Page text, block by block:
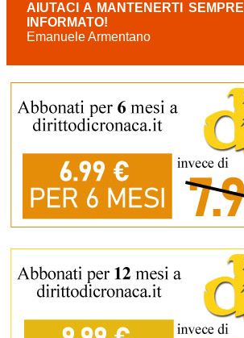
AIUTACI A MANTENERTI SEMPRE
INFORMATO!
Emanuele Armentano